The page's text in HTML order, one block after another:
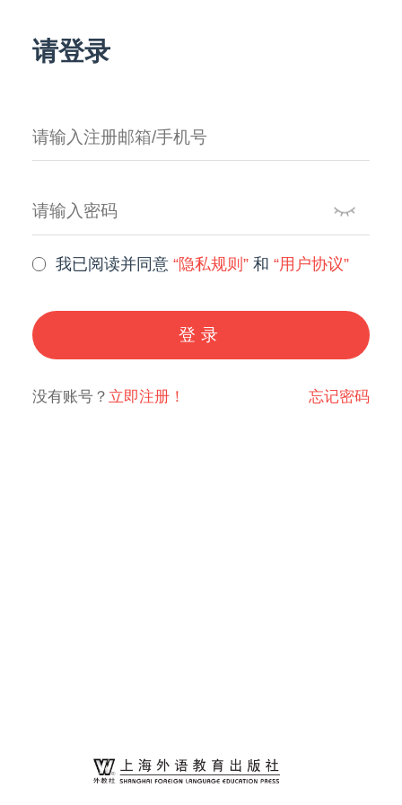
请登录
我已阅读并同意“隐私规则” 和“用户协议”
登录
没有账号？ 立即注册！ 忘记密码